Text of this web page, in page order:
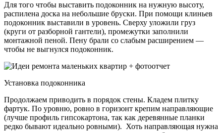
Для того чтобы выставить подоконник на нужную высоту,
распилена доска на небольшие бруски. При помощи клиньев
подоконник выставили в уровень. Сверху уложили груз
(круги от разборной гантели), промежутки заполнили
монтажной пеной. Пену брали со слабым расширением —
чтобы не выгнулся подоконник.
Установка подоконника
Продолжаем приводить в порядок стены. Кладем плитку
фартук. По уровню, ровно в горизонт крепим направляющие
(лучше профиль гипсокартона, так как деревянные планки
редко бывают идеально ровными). Хоть направляющая нужна